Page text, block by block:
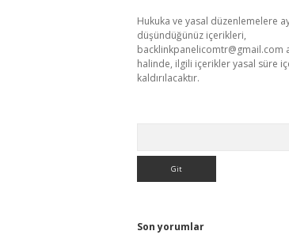
Hukuka ve yasal düzenlemelere
düşündüğünüz içerikleri,
backlinkpanelicomtr@gmail.com
halinde, ilgili içerikler yasal süre
kaldırılacaktır.
Son yorumlar